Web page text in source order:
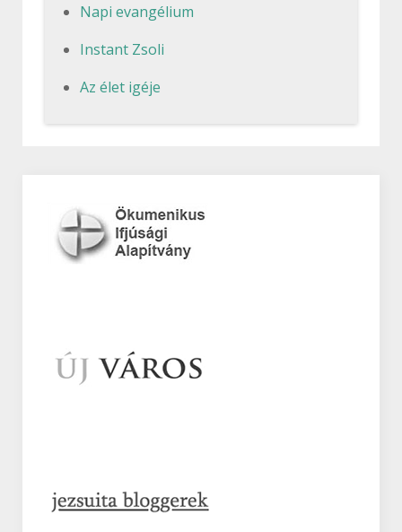
Napi evangélium
Instant Zsoli
Az élet igéje